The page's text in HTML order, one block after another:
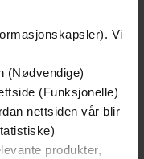
Vi
(Nødvendige)
(Funksjonelle)
nettsiden vår blir
produkter,
Første gang på tilbud